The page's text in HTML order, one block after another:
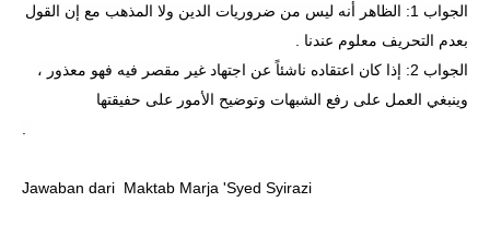
الجواب 1: الظاهر أنه ليس من ضروريات الدين ولا المذهب مع إن القول
بعدم التحريف معلوم عندنا
الجواب 2: إذا كان اعتقاده ناشئاً عن اجتهاد غير مقصر فيه فهو معذور ،
وينبغي العمل على رفع الشبهات وتوضيح الأمور على حفيقتها
Jawaban dari Maktab Marja 'Syed Syirazi